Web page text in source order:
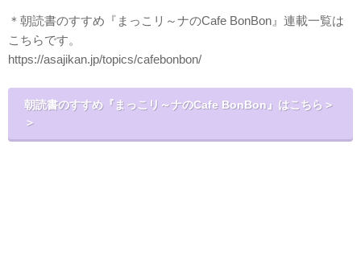
＊朝読書のすすめ『まっこリ～ナのCafe BonBon』連載一覧は
こちらです。
https://asajikan.jp/topics/cafebonbon/
朝読書のすすめ『まっこリ～ナのCafe BonBon』はこちら＞
＞